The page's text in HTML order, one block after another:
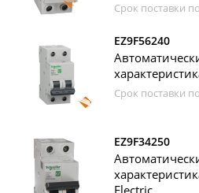
Срок поставки
EZ9F56240
Срок поставки
EZ9F34250
Electric